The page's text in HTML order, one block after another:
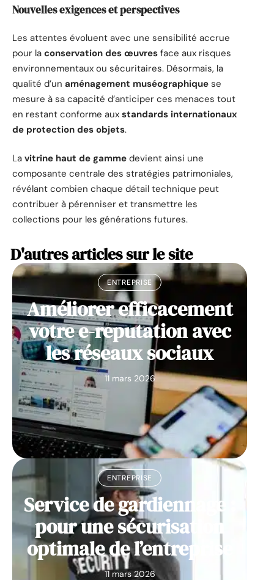
Nouvelles exigences et perspectives
Les attentes évoluent avec une sensibilité accrue
pour la conservation des œuvres face aux risques
environnementaux ou sécuritaires. Désormais, la
qualité d’un aménagement muséographique se
mesure à sa capacité d’anticiper ces menaces tout
en restant conforme aux standards internationaux
de protection des objets.
La vitrine haut de gamme devient ainsi une
composante centrale des stratégies patrimoniales,
révélant combien chaque détail technique peut
contribuer à pérenniser et transmettre les
collections pour les générations futures.
D'autres articles sur le site
ENTREPRISE
Améliorer efficacement
votre e-reputation avec
les réseaux sociaux
11 mars 2026
ENTREPRISE
Service de gardiennage :
pour une sécurisation
optimale de l’entreprise
11 mars 2026